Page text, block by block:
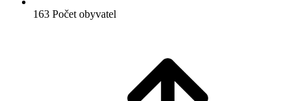
163 Počet obyvatel